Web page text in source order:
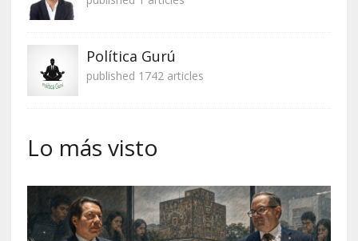
Política Gurú
published 1742 articles
Lo más visto